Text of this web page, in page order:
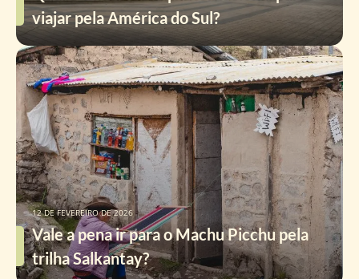
viajar pela América do Sul?
Vale a pena ir para o Machu Picchu pela
trilha Salkantay?
12 DE FEVEREIRO DE 2026